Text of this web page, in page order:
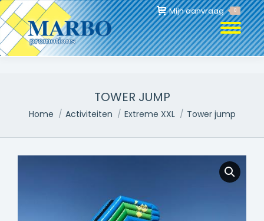
Mijn aanvraag 0
TOWER JUMP
Je bent hier:
Home Activiteiten Extreme XXL Tower jump